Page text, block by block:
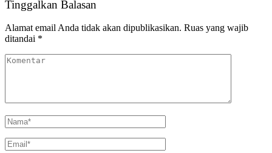
Tinggalkan Balasan
Alamat email Anda tidak akan dipublikasikan. Ruas yang wajib
ditandai *